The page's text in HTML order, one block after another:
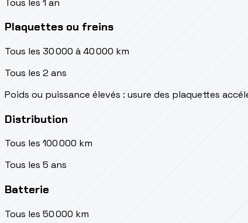
Plaquettes ou freins
Tous les 30 000 à 40 000 km
Tous les 2 ans
Poids ou puissance élevés : usure des plaquettes
Distribution
Tous les 100 000 km
Tous les 5 ans
Batterie
Tous les 50 000 km